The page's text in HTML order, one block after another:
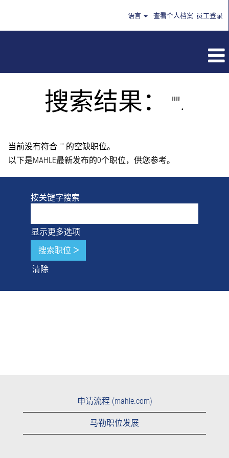
语言 查看个人档案 员工登录
搜索结果： "".
当前没有符合 "" 的空缺职位。
以下是MAHLE最新发布的0个职位，供您参考。
按关键字搜索
显示更多选项
清除
申请流程 (mahle.com)
马勒职位发展